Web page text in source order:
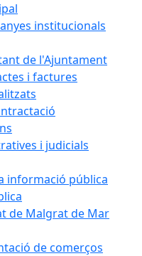
institucionals
de l'Ajuntament
i factures
i judicials
informació pública
de Malgrat de Mar
de comerços